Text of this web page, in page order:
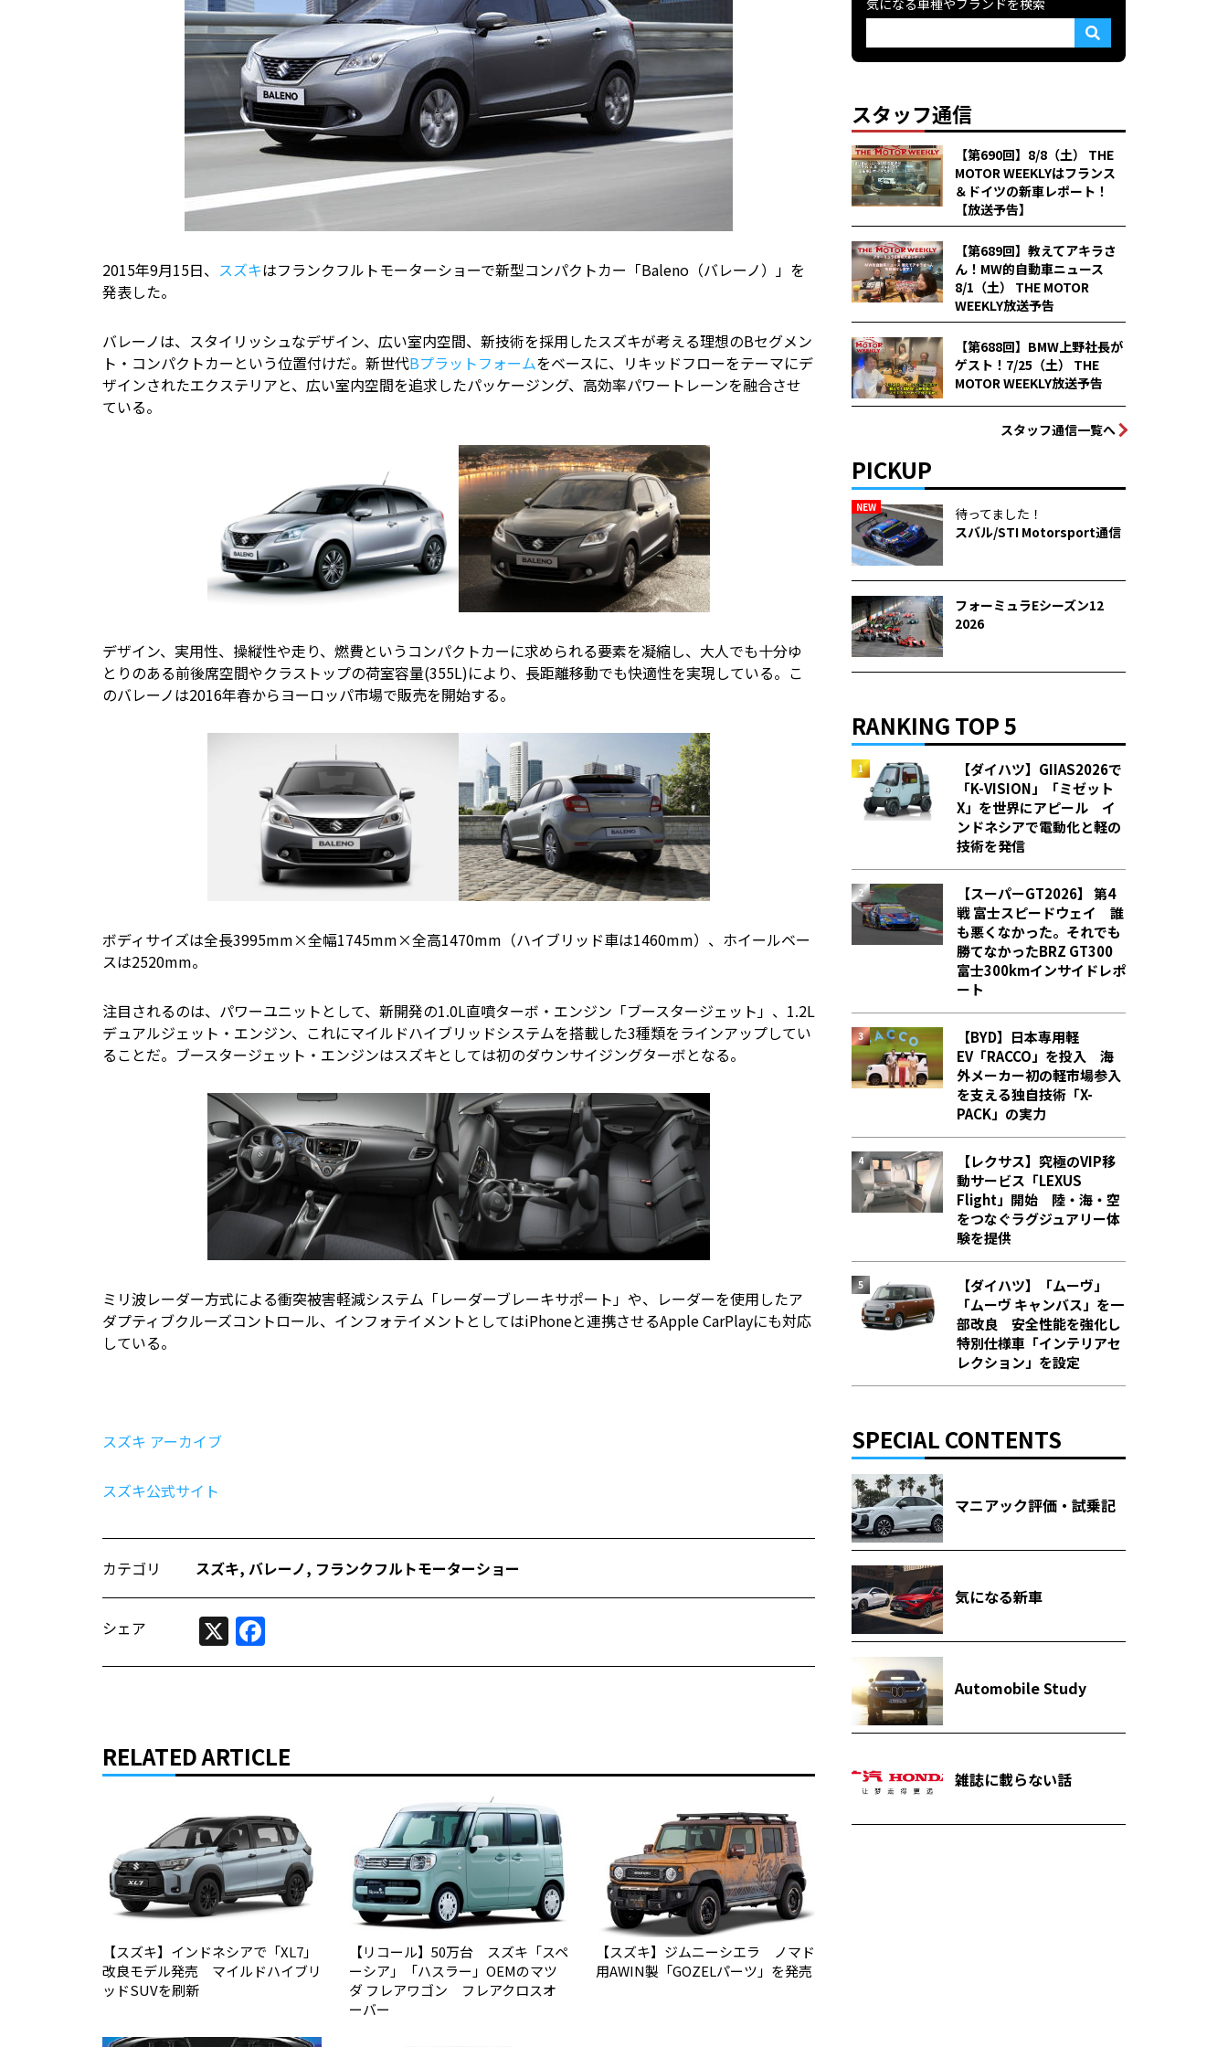
2015年9月15日、 スズキはフランクフルトモーターショーで新型コンパクトカー「Baleno（バレーノ）」を
発表した。
バレーノは、スタイリッシュなデザイン、広い室内空間、新技術を採用したスズキが考える理想のBセグメン
ト・コンパクトカーという位置付けだ。新世代Bプラットフォームをベースに、リキッドフローをテーマにデ
ザインされたエクステリアと、広い室内空間を追求したパッケージング、高効率パワートレーンを融合させ
ている。
デザイン、実用性、操縦性や走り、燃費というコンパクトカーに求められる要素を凝縮し、大人でも十分ゆ
とりのある前後席空間やクラストップの荷室容量(355L)により、長距離移動でも快適性を実現している。こ
のバレーノは2016年春からヨーロッパ市場で販売を開始する。
ボディサイズは全長3995mm×全幅1745mm×全高1470mm（ハイブリッド車は1460mm）、ホイールベー
スは2520mm。
注目されるのは、パワーユニットとして、新開発の1.0L直噴ターボ・エンジン「ブースタージェット」、1.2L
デュアルジェット・エンジン、これにマイルドハイブリッドシステムを搭載した3種類をラインアップしてい
ることだ。ブースタージェット・エンジンはスズキとしては初のダウンサイジングターボとなる。
ミリ波レーダー方式による衝突被害軽減システム「レーダーブレーキサポート」や、レーダーを使用したア
ダプティブクルーズコントロール、インフォテイメントとしてはiPhoneと連携させるApple CarPlayにも対応
している。
スズキ アーカイブ
スズキ公式サイト
カテゴリ スズキ, バレーノ, フランクフルトモーターショー
シェア X
RELATED ARTICLE
【スズキ】インドネシアで「XL7」
改良モデル発売 マイルドハイブリ
ッドSUVを刷新
【リコール】50万台 スズキ「スペ
ーシア」「ハスラー」OEMのマツ
ダ フレアワゴン フレアクロスオ
ーバー
【スズキ】ジムニーシエラ ノマド
用AWIN製「GOZELパーツ」を発売
気になる車種やブランドを検索
スタッフ通信
【第690回】8/8（土） THE
MOTOR WEEKLYはフランス
＆ドイツの新車レポート！
【放送予告】
【第689回】教えてアキラさ
ん！MW的自動車ニュース
8/1（土） THE MOTOR
WEEKLY放送予告
【第688回】BMW上野社長が
ゲスト！7/25（土） THE
MOTOR WEEKLY放送予告
スタッフ通信一覧へ
PICKUP
NEW
待ってました！
スバル/STI Motorsport通信
フォーミュラEシーズン12
2026
RANKING TOP 5
【ダイハツ】GIIAS2026で
「K-VISION」「ミゼット
X」を世界にアピール イ
ンドネシアで電動化と軽の
技術を発信
【スーパーGT2026】 第4
戦 富士スピードウェイ 誰
も悪くなかった。それでも
勝てなかった――BRZ GT300
富士300kmインサイドレポ
ート
【BYD】日本専用軽
EV「RACCO」を投入 海
外メーカー初の軽市場参入
を支える独自技術「X-
PACK」の実力
【レクサス】究極のVIP移
動サービス「LEXUS
Flight」開始 陸・海・空
をつなぐラグジュアリー体
験を提供
【ダイハツ】「ムーヴ」
「ムーヴ キャンバス」を一
部改良 安全性能を強化し
特別仕様車「インテリアセ
レクション」を設定
SPECIAL CONTENTS
マニアック評価・試乗記
気になる新車
Automobile Study
雑誌に載らない話